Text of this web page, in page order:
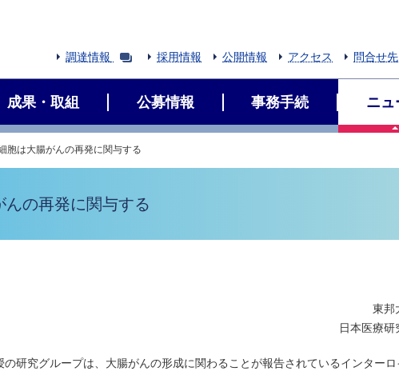
調達情報 採用情報 公開情報 アクセス 問合せ先
成果・取組 公募情報 事務手続 ニュ
胞は大腸がんの再発に関与する
の再発に関与する
東邦
日本医療研
研究グループは、大腸がんの形成に関わることが報告されているインターロ